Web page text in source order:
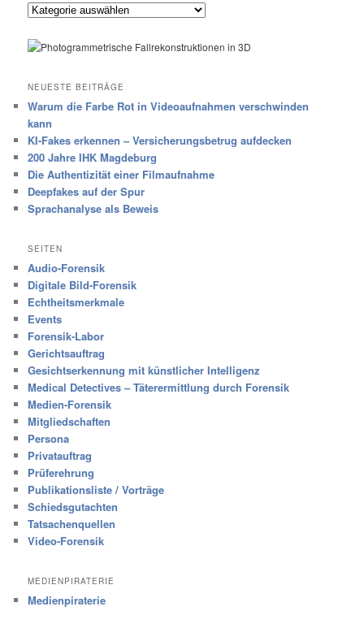
Kategorien
NEUESTE BEITRÄGE
Warum die Farbe Rot in Videoaufnahmen verschwinden
kann
KI-Fakes erkennen – Versicherungsbetrug aufdecken
200 Jahre IHK Magdeburg
Die Authentizität einer Filmaufnahme
Deepfakes auf der Spur
Sprachanalyse als Beweis
SEITEN
Audio-Forensik
Digitale Bild-Forensik
Echtheitsmerkmale
Events
Forensik-Labor
Gerichtsauftrag
Gesichtserkennung mit künstlicher Intelligenz
Medical Detectives – Täterermittlung durch Forensik
Medien-Forensik
Mitgliedschaften
Persona
Privatauftrag
Prüferehrung
Publikationsliste / Vorträge
Schiedsgutachten
Tatsachenquellen
Video-Forensik
MEDIENPIRATERIE
Medienpiraterie